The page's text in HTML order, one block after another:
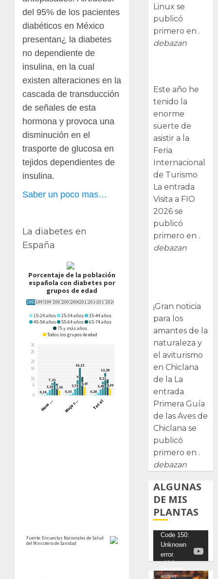
del 95% de los pacientes
diabéticos en México
presentan¿ la diabetes
no dependiente de
insulina, en la cual
existen alteraciones en la
cascada de transducción
de señales de esta
hormona y provoca una
disminución en el
trasporte de glucosa en
tejidos dependientes de
insulina.
Saber un poco mas…
La diabetes en
España
Linux se
publicó
primero en .
debazan
Este año he
tenido la
enorme
suerte de
asistir a la
Feria
Internacional
de Turismo
La entrada
Visita a FIO
2026 se
publicó
primero en .
debazan
¡Gran noticia
para los
amantes de la
naturaleza y
el aviturismo
en Chiclana
de la La
entrada
Primera Guía
de las Aves de
Chiclana se
publicó
primero en .
debazan
ALGUNAS
DE MIS
PLANTAS
Reproductor
de
vídeo
Code 150:
Unknown
error.
archivo: